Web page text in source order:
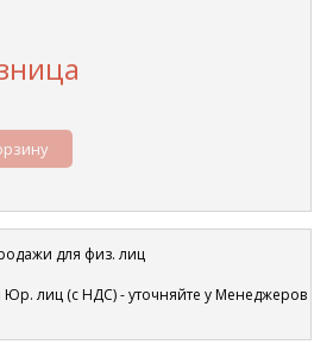
для физ. лиц
лиц (с НДС) - уточняйте у Менеджеров